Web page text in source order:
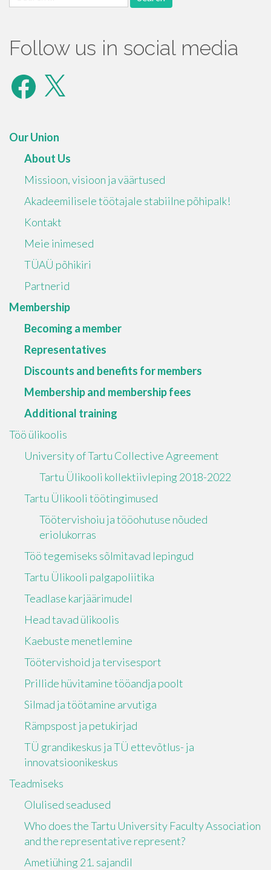
for:
Follow us in social media
Facebook
X
Our Union
About Us
Missioon, visioon ja väärtused
Akadeemilisele töötajale stabiilne põhipalk!
Kontakt
Meie inimesed
TÜAÜ põhikiri
Partnerid
Membership
Becoming a member
Representatives
Discounts and benefits for members
Membership and membership fees
Additional training
Töö ülikoolis
University of Tartu Collective Agreement
Tartu Ülikooli kollektiivleping 2018-2022
Tartu Ülikooli töötingimused
Töötervishoiu ja tööohutuse nõuded
eriolukorras
Töö tegemiseks sõlmitavad lepingud
Tartu Ülikooli palgapoliitika
Teadlase karjäärimudel
Head tavad ülikoolis
Kaebuste menetlemine
Töötervishoid ja tervisesport
Prillide hüvitamine tööandja poolt
Silmad ja töötamine arvutiga
Rämpspost ja petukirjad
TÜ grandikeskus ja TÜ ettevõtlus- ja
innovatsioonikeskus
Teadmiseks
Olulised seadused
Who does the Tartu University Faculty Association
and the representative represent?
Ametiühing 21. sajandil